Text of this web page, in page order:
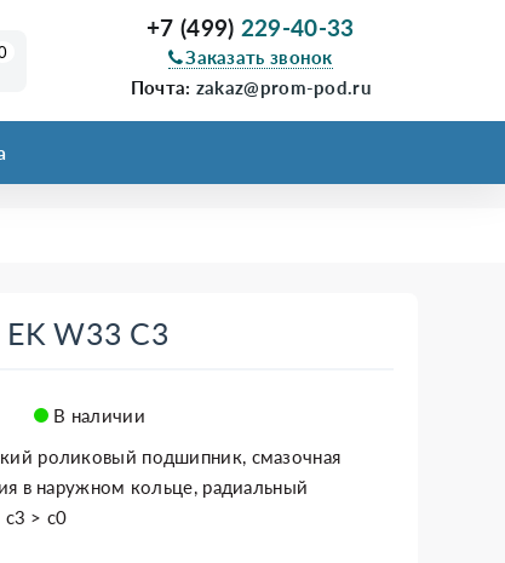
+7 (499) 229-40-33
Заказать звонок
Почта: zakaz@prom-pod.ru
W33 C3
В наличии
роликовый подшипник, смазочная
в наружном кольце, радиальный
c3 > c0